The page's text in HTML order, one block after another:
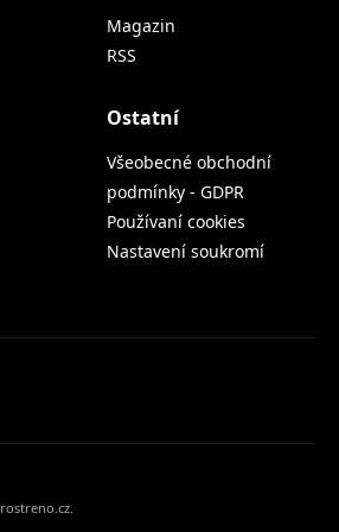
Magazin
RSS
Ostatní
Všeobecné obchodní
podmínky - GDPR
Používaní cookies
Nastavení soukromí